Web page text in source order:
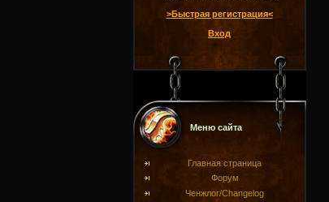
>Быстрая регистрация<
Вход
Меню сайта
Главная страница
Форум
Ченжлог/Changelog